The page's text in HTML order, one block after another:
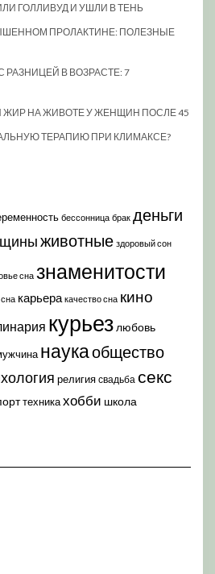
ГОЛЛИВУД И УШЛИ В ТЕНЬ
ПРОЛАКТИНЕ: ПОЛЕЗНЫЕ
В ВОЗРАСТЕ: 7
ЖИР НА ЖИВОТЕ У ЖЕНЩИН ПОСЛЕ 45
ТЕРАПИЮ ПРИ КЛИМАКСЕ?
бессонница брак деньги
животные здоровый сон
сна знаменитости
карьера качество сна кино
курьез любовь
наукаобщество
религия свадьба секс
техникахобби школа